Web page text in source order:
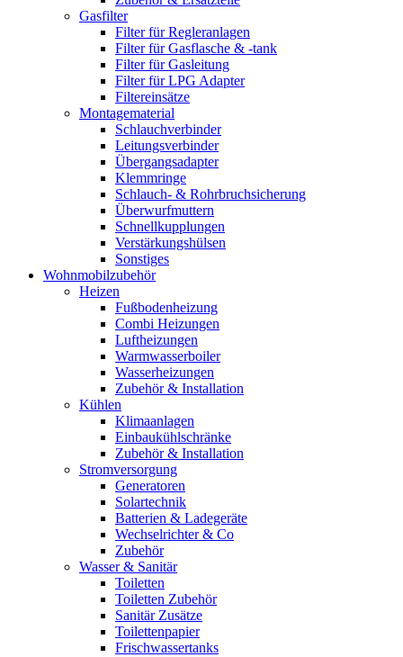
Gasfilter
Filter für Regleranlagen
Filter für Gasflasche & -tank
Filter für Gasleitung
Filter für LPG Adapter
Filtereinsätze
Montagematerial
Schlauchverbinder
Leitungsverbinder
Übergangsadapter
Klemmringe
Schlauch- & Rohrbruchsicherung
Überwurfmuttern
Schnellkupplungen
Verstärkungshülsen
Sonstiges
Wohnmobilzubehör
Heizen
Fußbodenheizung
Combi Heizungen
Luftheizungen
Warmwasserboiler
Wasserheizungen
Zubehör & Installation
Kühlen
Klimaanlagen
Einbaukühlschränke
Zubehör & Installation
Stromversorgung
Generatoren
Solartechnik
Batterien & Ladegeräte
Wechselrichter & Co
Zubehör
Wasser & Sanitär
Toiletten
Toiletten Zubehör
Sanitär Zusätze
Toilettenpapier
Frischwassertanks